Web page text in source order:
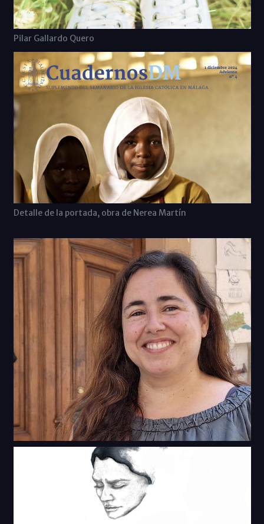
Pilar Gallardo Quero
Detalle de la portada, obra de Nerea Martín